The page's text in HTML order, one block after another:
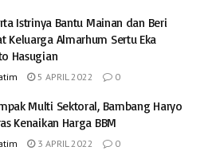
Istrinya Bantu Mainan dan Beri
Keluarga Almarhum Sertu Eka
Hasugian
5 APRIL 2022 0
Multi Sektoral, Bambang Haryo
Kenaikan Harga BBM
3 APRIL 2022 0